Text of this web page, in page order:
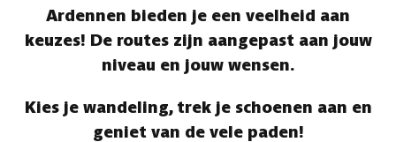
Ardennen bieden je een veelheid aan
keuzes! De routes zijn aangepast aan jouw
niveau en jouw wensen.
Kies je wandeling, trek je schoenen aan en
geniet van de vele paden!